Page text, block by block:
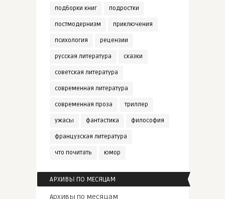
подборки книг подростки
постмодернизм приключения
психология рецензии
русская литература сказки
советская литература
современная литература
современная проза триллер
ужасы фантастика философия
французская литература
что почитать юмор
АРХИВЫ ПО МЕСЯЦАМ
Архивы по месяцам